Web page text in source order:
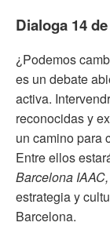
Dialoga 14
¿Podemos
es un debate
activa.
reconocidas y
un camino para
Entre ellos
Barcelona IAAC,
estrategia y
Barcelona.